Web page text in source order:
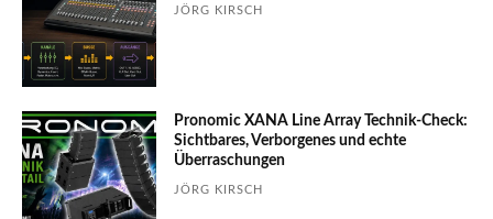
JÖRG KIRSCH
Pronomic XANA Line Array Technik-Check:
Sichtbares, Verborgenes und echte
Überraschungen
JÖRG KIRSCH